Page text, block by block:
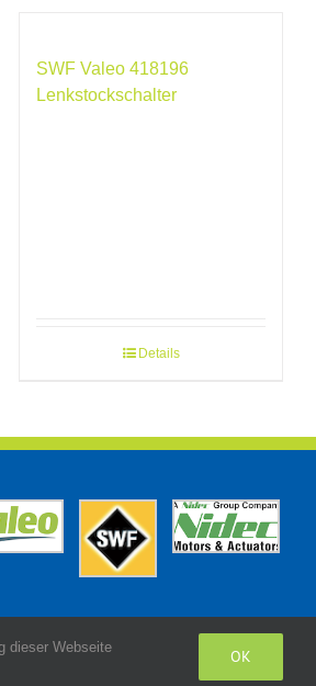
SWF Valeo 418196
Lenkstockschalter
Details
dieser Webseite
OK